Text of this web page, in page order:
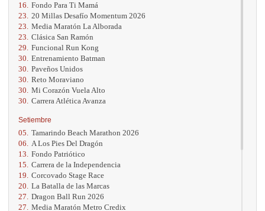
16. Fondo Para Ti Mamá
23. 20 Millas Desafío Momentum 2026
23. Media Maratón La Alborada
23. Clásica San Ramón
29. Funcional Run Kong
30. Entrenamiento Batman
30. Paveños Unidos
30. Reto Moraviano
30. Mi Corazón Vuela Alto
30. Carrera Atlética Avanza
Setiembre
05. Tamarindo Beach Marathon 2026
06.
A Los Pies Del Dragón
13. Fondo Patriótico
15. Carrera de la Independencia
19. Corcovado Stage Race
20. La Batalla de las Marcas
27. Dragon Ball Run 2026
27. Media Maratón Metro Credix